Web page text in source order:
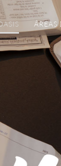
ÁREAS